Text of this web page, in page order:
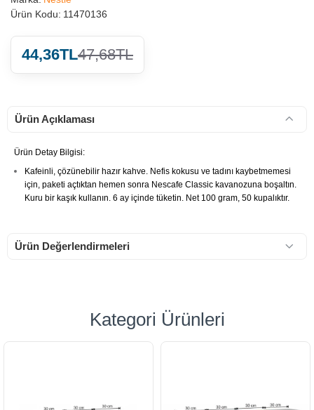
Ürün Kodu: 11470136
44,36TL47,68TL
Ürün Açıklaması
Ürün Detay Bilgisi:
Kafeinli, çözünebilir hazır kahve. Nefis kokusu ve tadını kaybetmemesi
için, paketi açtıktan hemen sonra Nescafe Classic kavanozuna boşaltın.
Kuru bir kaşık kullanın. 6 ay içinde tüketin. Net 100 gram, 50 kupalıktır.
Ürün Değerlendirmeleri
Kategori Ürünleri